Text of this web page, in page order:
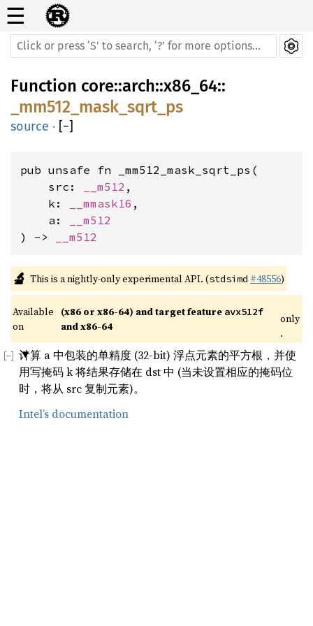
☰
Function core::arch::x86_64::
_mm512_mask_sqrt_ps
source · [−]
pub unsafe fn _mm512_mask_sqrt_ps(
    src:
__m512 ,
    k:
__mmask16 ,
    a:
__m512
) ->
__m512
🔬 This is a nightly-only experimental API. (stdsimd #48556)
Available
on
(x86 or x86-64) and target feature avx512f
and x86-64
only
.
计算 a 中包装的单精度 (32-bit) 浮点元素的平方根，并使
用写掩码 k 将结果存储在 dst 中 (当未设置相应的掩码位
时，将从 src 复制元素)。
Intel’s documentation